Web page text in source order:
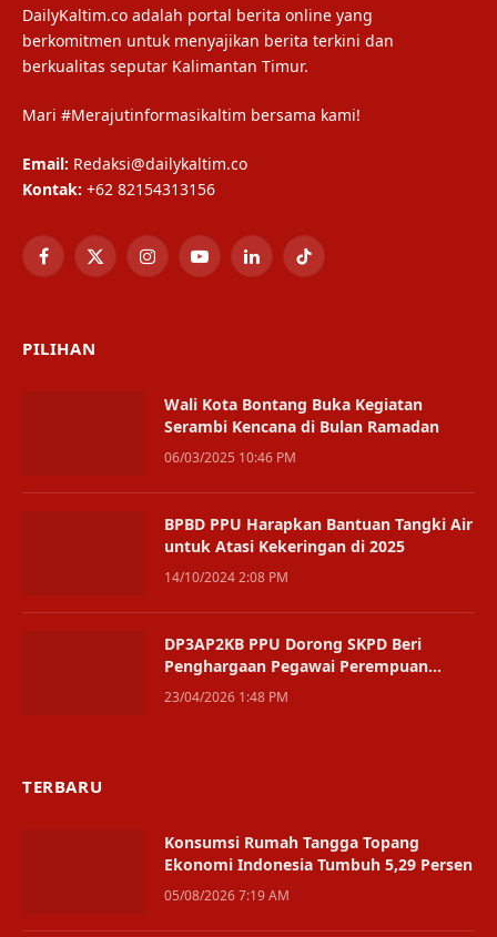
DailyKaltim.co adalah portal berita online yang
berkomitmen untuk menyajikan berita terkini dan
berkualitas seputar Kalimantan Timur.
Mari #Merajutinformasikaltim bersama kami!
Email: Redaksi@dailykaltim.co
Kontak: +62 82154313156
Facebook
X
InstagramYouTubeLinkedInTikTok
PILIHAN
Wali Kota Bontang Buka Kegiatan
Serambi Kencana di Bulan Ramadan
06/03/2025 10:46 PM
BPBD PPU Harapkan Bantuan Tangki Air
untuk Atasi Kekeringan di 2025
14/10/2024 2:08 PM
DP3AP2KB PPU Dorong SKPD Beri
Penghargaan Pegawai Perempuan
Teladan saat Hari Kartini
23/04/2026 1:48 PM
TERBARU
Konsumsi Rumah Tangga Topang
Ekonomi Indonesia Tumbuh 5,29 Persen
05/08/2026 7:19 AM